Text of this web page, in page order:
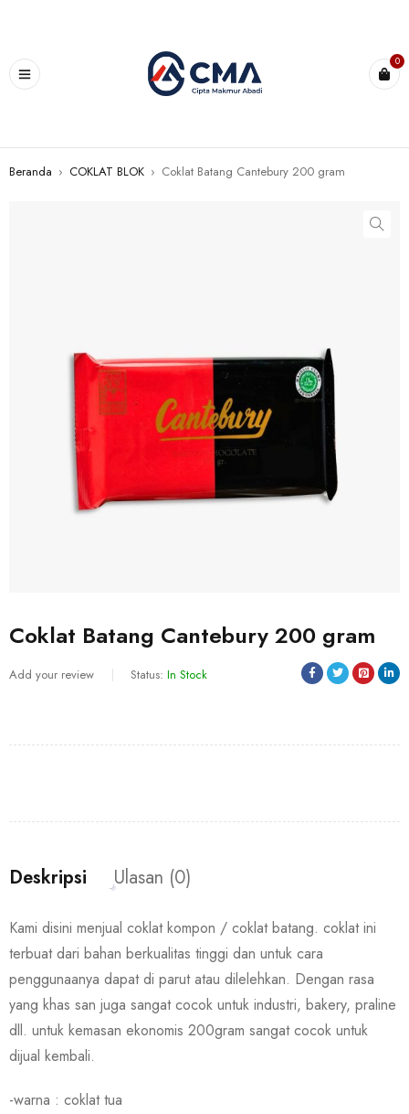
0
Beranda › COKLAT BLOK › Coklat Batang Cantebury 200 gram
Coklat Batang Cantebury 200 gram
Add your review Status: In Stock
Deskripsi Ulasan (0)
Kami disini menjual coklat kompon / coklat batang. coklat ini
terbuat dari bahan berkualitas tinggi dan untuk cara
penggunaanya dapat di parut atau dilelehkan. Dengan rasa
yang khas san juga sangat cocok untuk industri, bakery, praline
dll. untuk kemasan ekonomis 200gram sangat cocok untuk
dijual kembali.
-warna : coklat tua